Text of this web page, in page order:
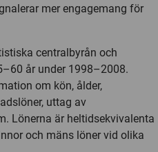
mer engagemang för
centralbyrån och
år under 1998–2008.
om kön, ålder,
uttag av
Lönerna är heltidsekvivalenta
och mäns löner vid olika